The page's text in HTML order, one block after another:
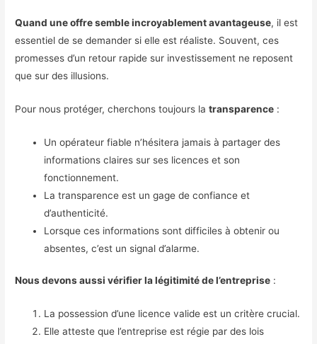
Quand une offre semble incroyablement avantageuse, il est
essentiel de se demander si elle est réaliste. Souvent, ces
promesses d’un retour rapide sur investissement ne reposent
que sur des illusions.
Pour nous protéger, cherchons toujours latransparence :
Un opérateur fiable n’hésitera jamais à partager des
informations claires sur ses licences et son
fonctionnement.
La transparence est un gage de confiance et
d’authenticité.
Lorsque ces informations sont difficiles à obtenir ou
absentes, c’est un signal d’alarme.
Nous devons aussi vérifier la légitimité de l’entreprise :
La possession d’une licence valide est un critère crucial.
Elle atteste que l’entreprise est régie par des lois